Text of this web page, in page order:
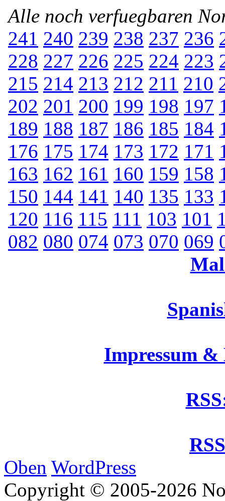
Alle noch verfuegbaren
241 240 239 238 237 236
228 227 226 225 224 223
215 214 213 212 211 210
202 201 200 199 198 197
189 188 187 186 185 184
176 175 174 173 172 171
163 162 161 160 159 158
150 144 141 140 135 133
120 116 115 111 103 101
082 080 074 073 070 069
Impressum
Oben WordPress
Copyright © 2005-2026